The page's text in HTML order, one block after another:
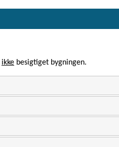
ikke besigtiget bygningen.